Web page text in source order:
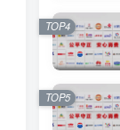
TOP4
TOP5